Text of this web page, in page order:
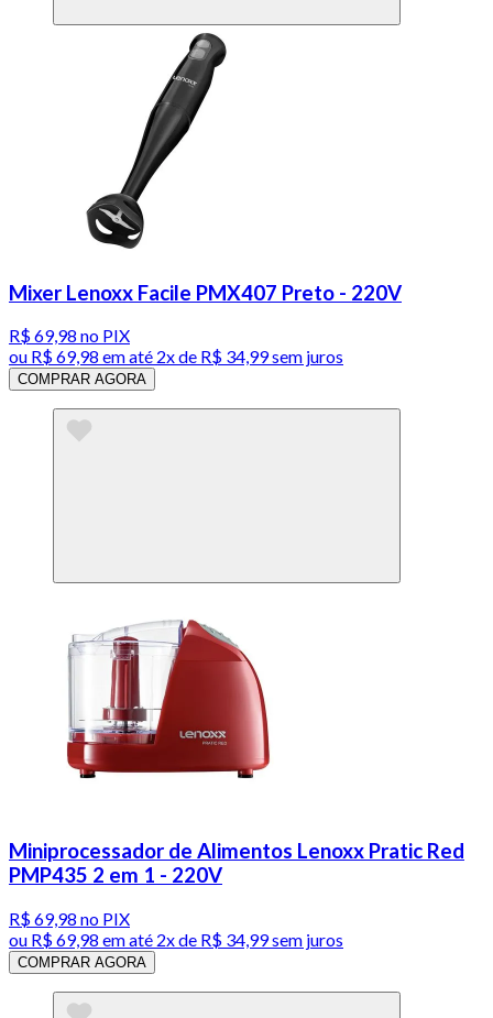
Mixer Lenoxx Facile PMX407 Preto - 220V
R$ 69,98 no PIX
ou R$ 69,98 em até 2x de R$ 34,99 sem juros
COMPRAR AGORA
Miniprocessador de Alimentos Lenoxx Pratic Red
PMP435 2 em 1 - 220V
R$ 69,98 no PIX
ou R$ 69,98 em até 2x de R$ 34,99 sem juros
COMPRAR AGORA